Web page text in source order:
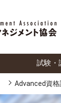
試験・
Advanced資格